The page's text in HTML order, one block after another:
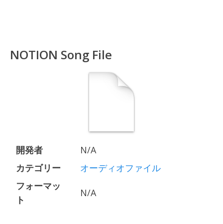
NOTION Song File
開発者
N/A
カテゴリー
オーディオファイル
フォーマッ
ト
N/A